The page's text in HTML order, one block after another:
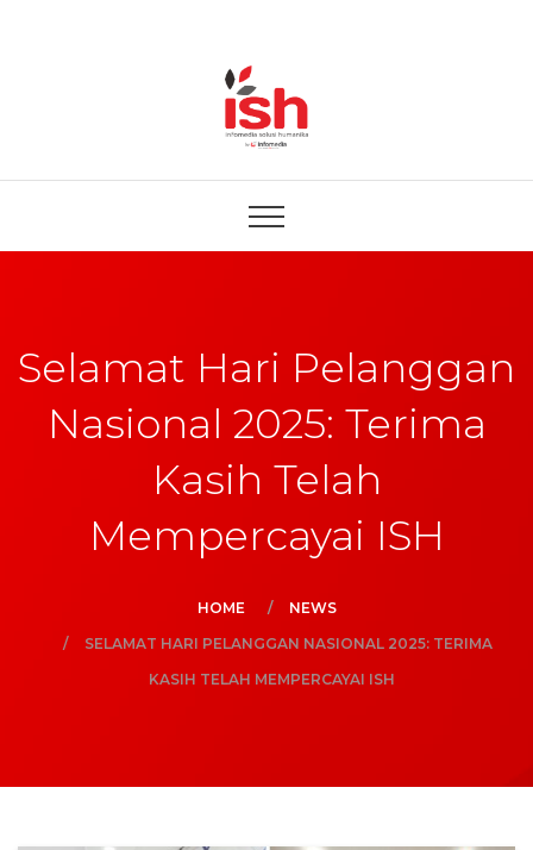
Selamat Hari Pelanggan
Nasional 2025: Terima
Kasih Telah
Mempercayai ISH
HOME
NEWS
SELAMAT HARI PELANGGAN NASIONAL 2025: TERIMA
KASIH TELAH MEMPERCAYAI ISH